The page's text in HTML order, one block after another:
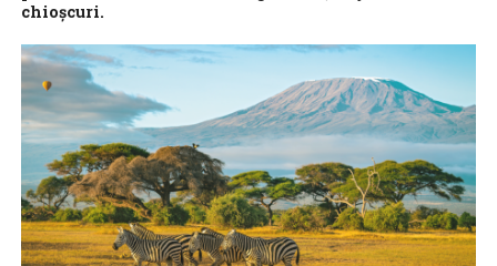
chioșcuri.
capitol dedicat pasionaților de automobile clasice. Numărul 8,
disponibil de joi la...